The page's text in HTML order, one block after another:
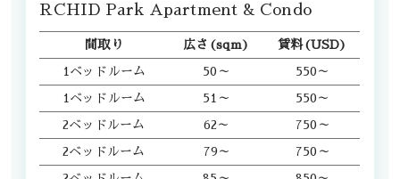
RCHID Park Apartment & Condo
間取り 広さ(sqm) 賃料(USD)
1ベッドルーム 50～ 550～
1ベッドルーム 51～ 550～
2ベッドルーム 62～ 750～
2ベッドルーム 79～ 750～